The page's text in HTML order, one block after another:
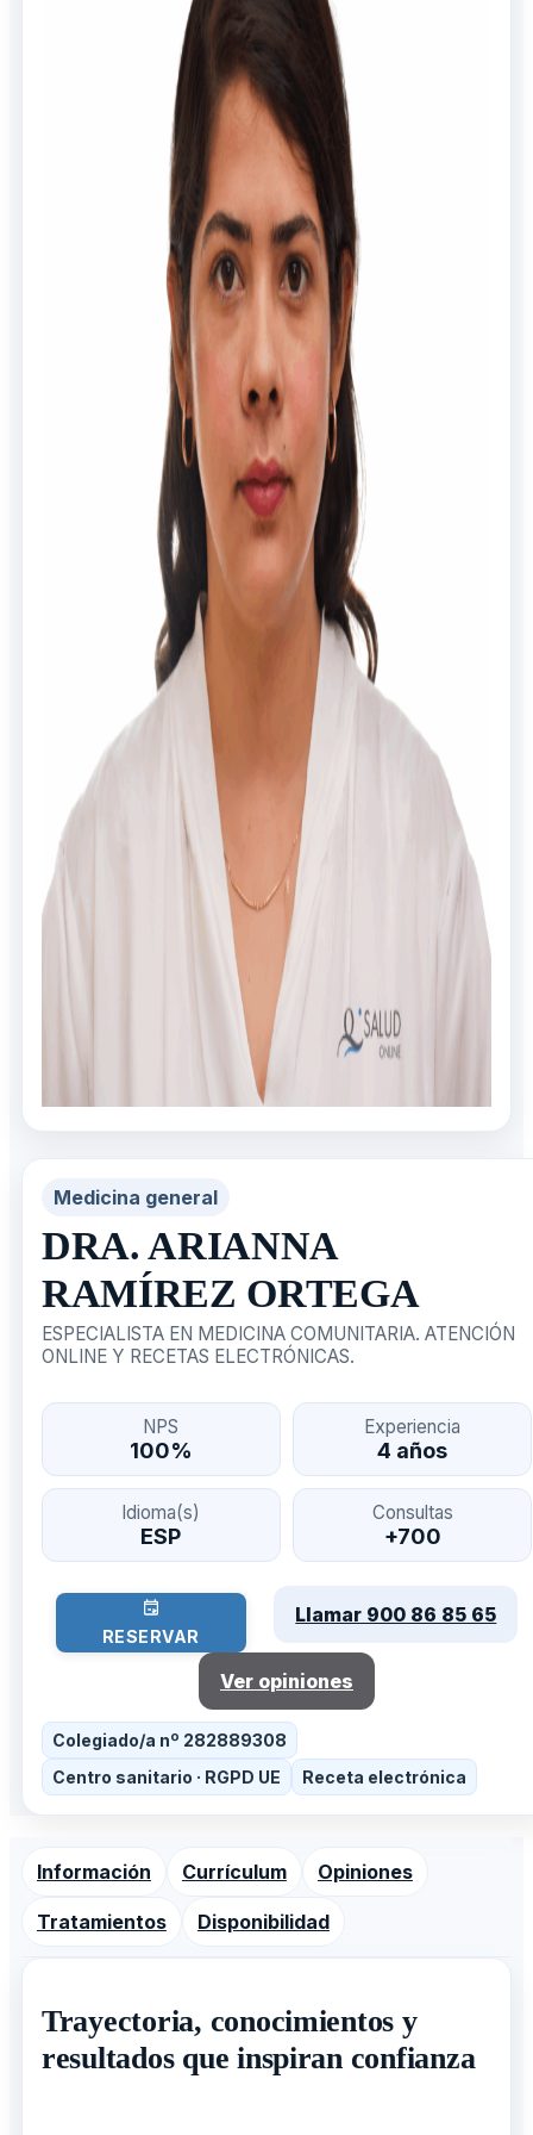
Medicina general
DRA. ARIANNA
RAMÍREZ ORTEGA
ESPECIALISTA EN MEDICINA COMUNITARIA. ATENCIÓN
ONLINE Y RECETAS ELECTRÓNICAS.
NPS
100%
Experiencia
4 años
Idioma(s)
ESP
Consultas
+700
RESERVAR
Llamar 900 86 85 65
Ver opiniones
Colegiado/a nº 282889308
Centro sanitario · RGPD UE
Receta electrónica
Información Currículum Opiniones
Tratamientos Disponibilidad
Trayectoria, conocimientos y
resultados que inspiran confianza